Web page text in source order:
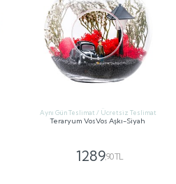
Aynı Gün Teslimat / Ücretsiz Teslimat
Teraryum VosVos Aşkı-Siyah
1289,90 TL